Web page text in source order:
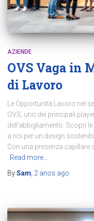
AZIENDE
OVS Vaga in
di Lavoro
Le Opportunità Lavoro nel
OVS, uno dei principali
dell’abbigliamento. Scopri
a noi per un design
Con una presenza
Read more…
BySam 2 anos ago